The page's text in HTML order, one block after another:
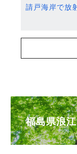
請戸海岸で放
福島県浪